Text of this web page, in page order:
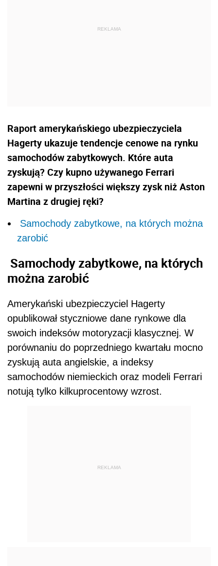
Raport amerykańskiego ubezpieczyciela
Hagerty ukazuje tendencje cenowe na rynku
samochodów zabytkowych. Które auta
zyskują? Czy kupno używanego Ferrari
zapewni w przyszłości większy zysk niż Aston
Martina z drugiej ręki?
Samochody zabytkowe, na których można
zarobić
Samochody zabytkowe, na których
można zarobić
Amerykański ubezpieczyciel Hagerty
opublikował styczniowe dane rynkowe dla
swoich indeksów motoryzacji klasycznej. W
porównaniu do poprzedniego kwartału mocno
zyskują auta angielskie, a indeksy
samochodów niemieckich oraz modeli Ferrari
notują tylko kilkuprocentowy wzrost.
REKLAMA